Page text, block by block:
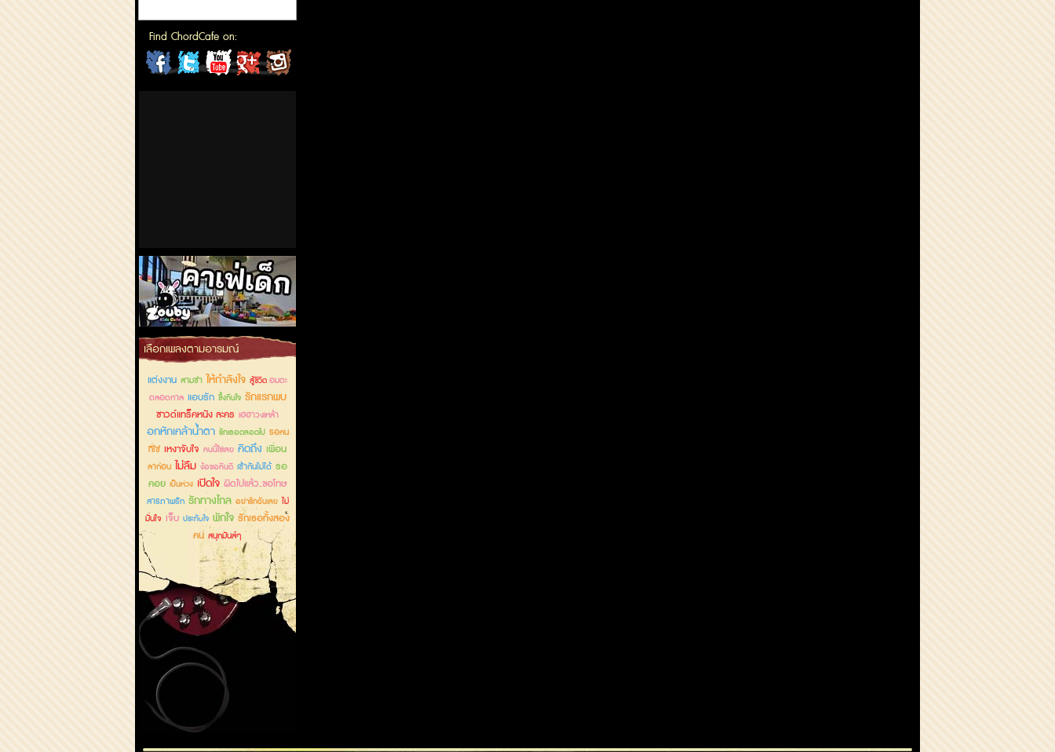
Find ChordCafe on:
ChordCafeChordCafeChordCafeChordCafe
คาเฟ่เด็กลำลูกกา
เลือกเพลงตามอารมณ์
แต่งงาน สามช่า ให้กำลังใจ สู้ชีวิตอมตะ
ตลอดกาล แอบรัก ซึ้งกินใจ รักแรกพบ
ซาวด์แทร็คหนัง ละคร เฮฮาวงเหล้า
อกหักเคล้าน้ำตา รักเธอตลอดไป รอคน
ที่ใช่ เหงาจับใจ คนนี้ใช่เลย คิดถึง เพื่อน
ลาก่อน ไม่ลืม ง้อขอคืนดี เข้ากันไม่ได้ รอ
คอย เป็นห่วง เปิดใจ ผิดไปแล้ว..ขอโทษ
สารภาพรัก รักทางไกล อย่ารักฉันเลย ไม่
มั่นใจ เจ็บ ประทับใจ พักใจ รักเธอทั้งสอง
คน สนุกมันส์ๆ